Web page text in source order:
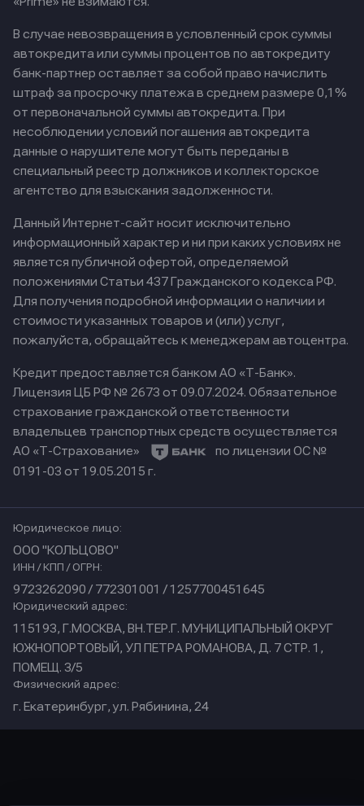
В случае невозвращения в условленный срок суммы
автокредита или суммы процентов по автокредиту
банк-партнер оставляет за собой право начислить
штраф за просрочку платежа в среднем размере 0,1%
от первоначальной суммы автокредита. При
несоблюдении условий погашения автокредита
данные о нарушителе могут быть переданы в
специальный реестр должников и коллекторское
агентство для взыскания задолженности.
Данный Интернет-сайт носит исключительно
информационный характер и ни при каких условиях не
является публичной офертой, определяемой
положениями Статьи 437 Гражданского кодекса РФ.
Для получения подробной информации о наличии и
стоимости указанных товаров и (или) услуг,
пожалуйста, обращайтесь к менеджерам автоцентра.
Кредит предоставляется банком АО «Т-Банк».
Лицензия ЦБ РФ № 2673 от 09.07.2024. Обязательное
страхование гражданской ответственности
владельцев транспортных средств осуществляется
АО «Т-Страхование»
по лицензии ОС №
0191-03 от 19.05.2015 г.
Юридическое лицо:
ООО "КОЛЬЦОВО"
ИНН / КПП / ОГРН:
9723262090 / 772301001 / 1257700451645
Юридический адрес:
115193, Г.МОСКВА, ВН.ТЕР.Г. МУНИЦИПАЛЬНЫЙ ОКРУГ
ЮЖНОПОРТОВЫЙ, УЛ ПЕТРА РОМАНОВА, Д. 7 СТР. 1,
ПОМЕЩ. 3/5
Физический адрес:
г. Екатеринбург, ул. Рябинина, 24